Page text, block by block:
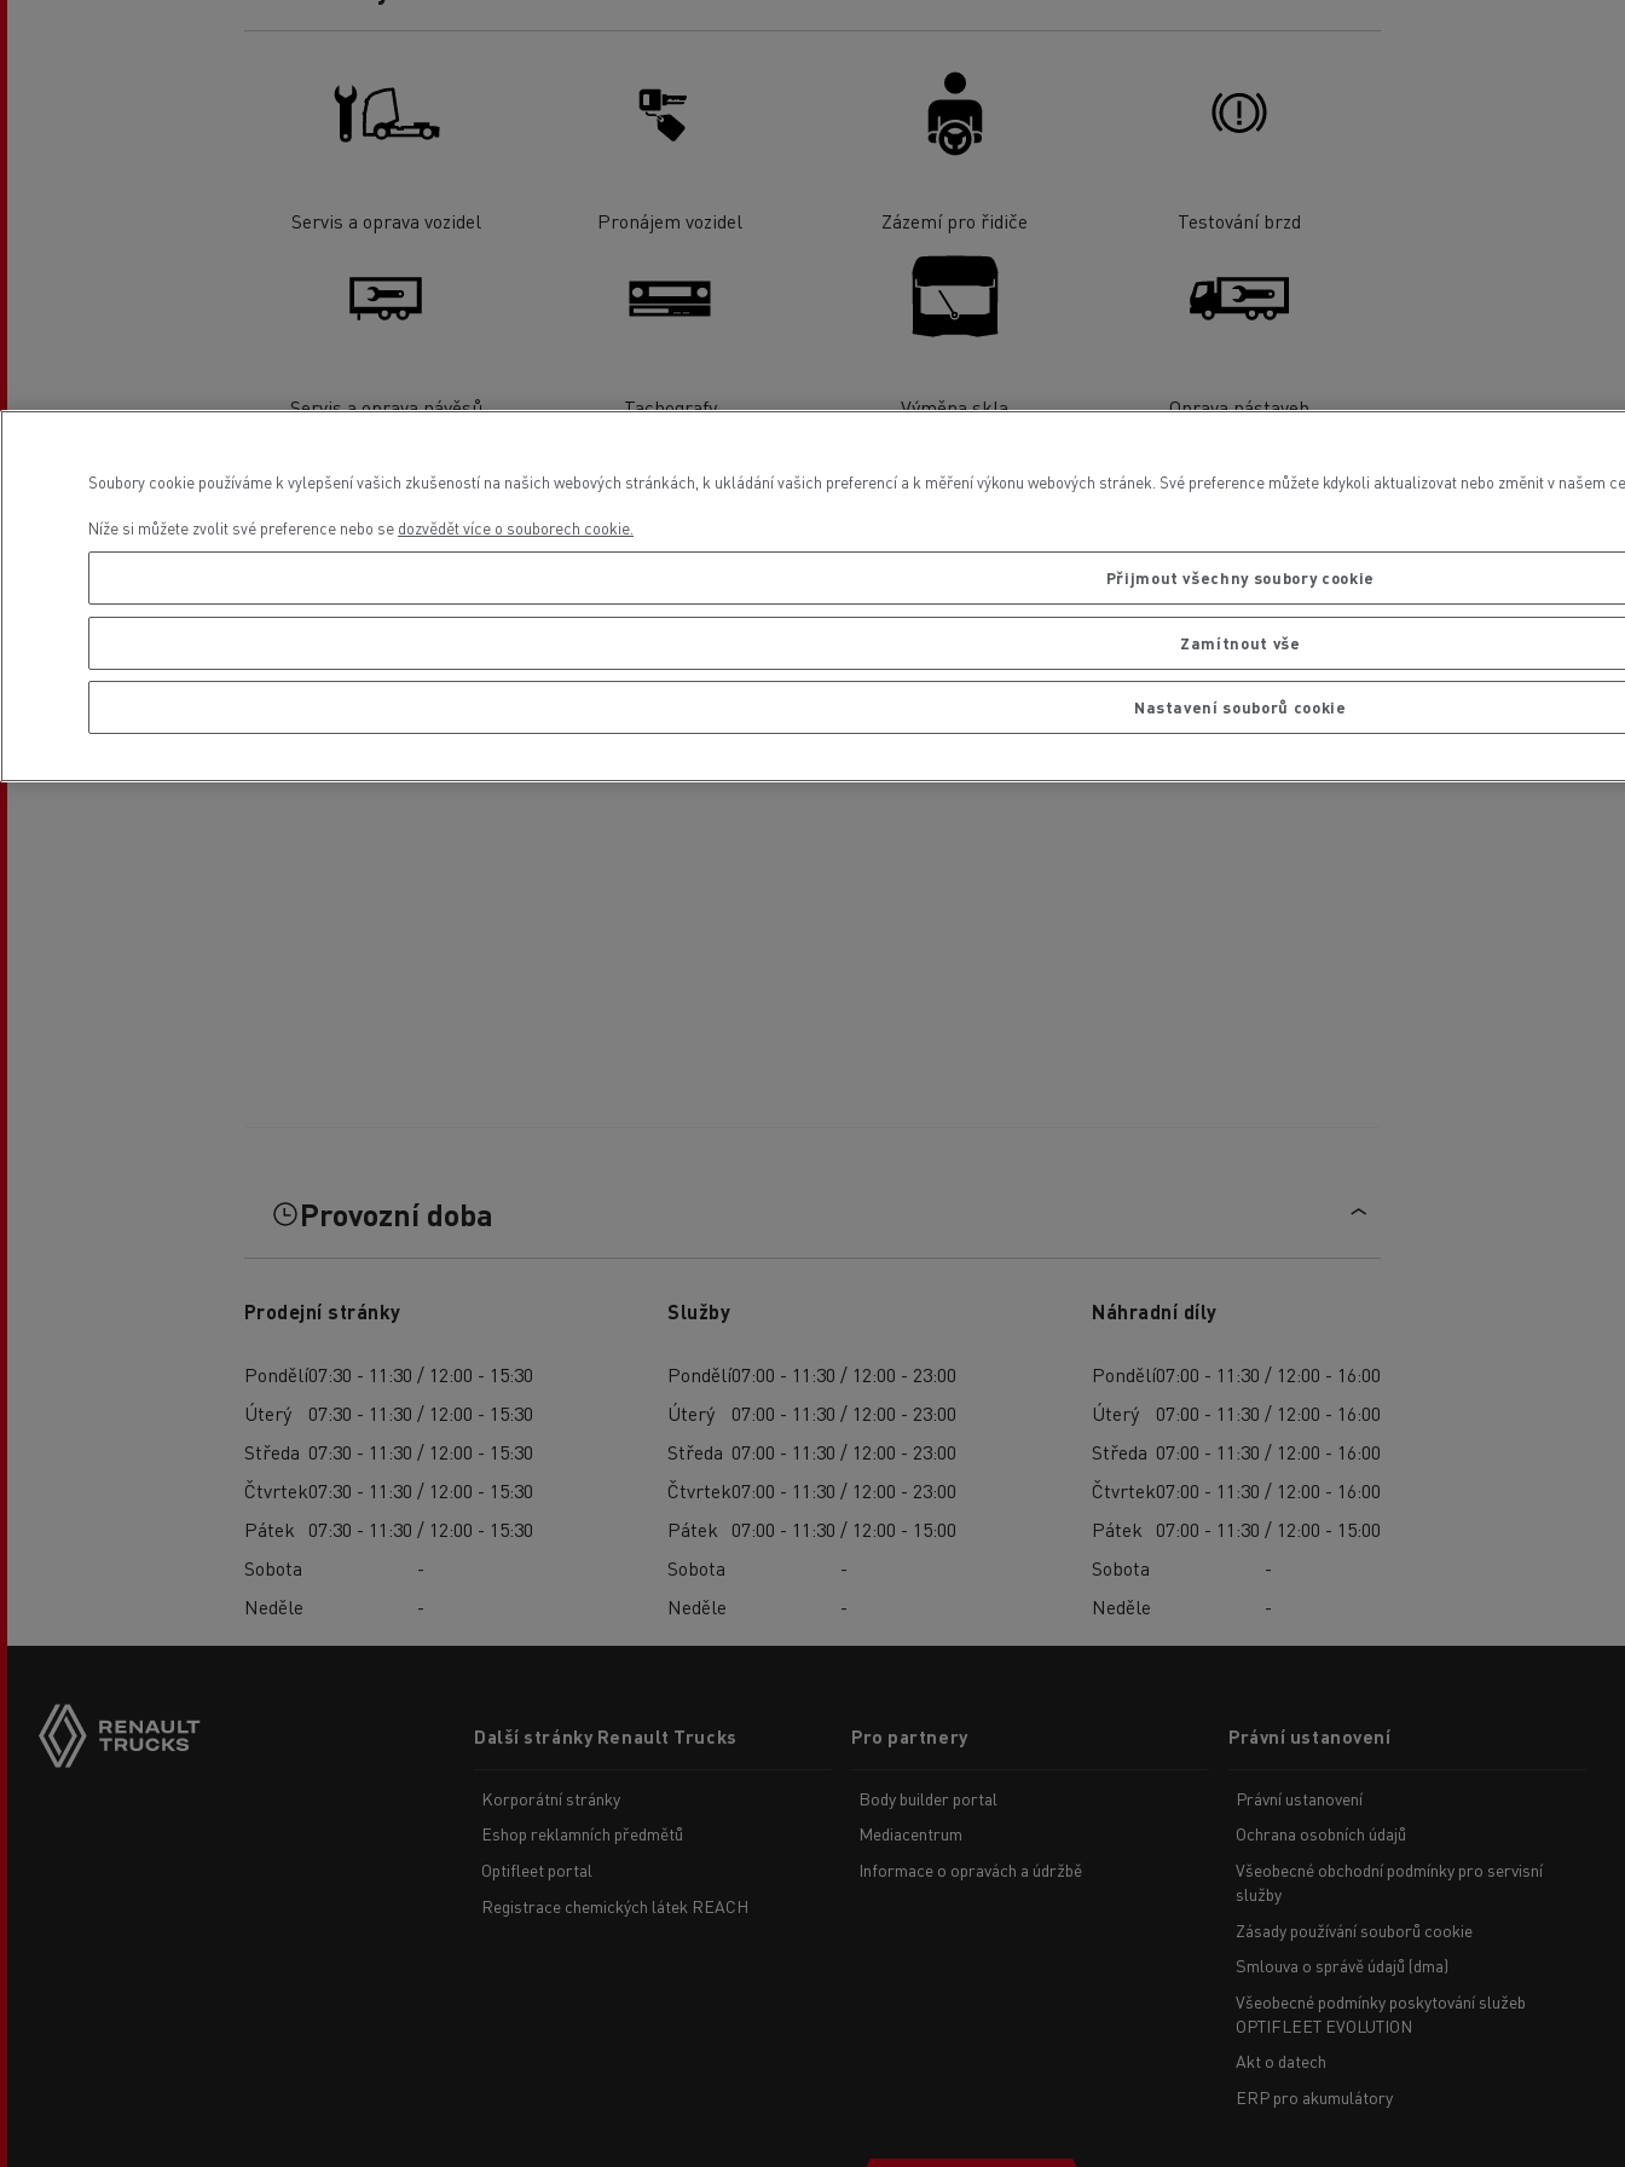
Servis a oprava vozidel Pronájem vozidel Zázemí pro řidiče Testování brzd
Servis a oprava návěsů Tachografy Výměna skla Oprava nástaveb
Provozní doba
Prodejní stránky
Pondělí07:30 - 11:30 / 12:00 - 15:30
Úterý
07:30 - 11:30 / 12:00 - 15:30
Středa 07:30 - 11:30 / 12:00 - 15:30
Čtvrtek07:30 - 11:30 / 12:00 - 15:30
Pátek
07:30 - 11:30 / 12:00 - 15:30
Sobota
-
Neděle
-
Služby
Pondělí07:00 - 11:30 / 12:00 - 23:00
Úterý
07:00 - 11:30 / 12:00 - 23:00
Středa 07:00 - 11:30 / 12:00 - 23:00
Čtvrtek07:00 - 11:30 / 12:00 - 23:00
Pátek
07:00 - 11:30 / 12:00 - 15:00
Sobota
-
Neděle
-
Náhradní díly
Pondělí07:00 - 11:30 / 12:00 - 16:00
Úterý
07:00 - 11:30 / 12:00 - 16:00
Středa 07:00 - 11:30 / 12:00 - 16:00
Čtvrtek07:00 - 11:30 / 12:00 - 16:00
Pátek
07:00 - 11:30 / 12:00 - 15:00
Sobota
-
Neděle
-
menuDalší stránky Renault Trucks
Korporátní stránky
Eshop reklamních předmětů
Optifleet portal
Registrace chemických látek REACH
Pro partnery
Body builder portal
Mediacentrum
Informace o opravách a údržbě
Právní ustanovení
Právní ustanovení
Ochrana osobních údajů
Všeobecné obchodní podmínky pro servisní
služby
Zásady používání souborů cookie
Smlouva o správě údajů (dma)
Všeobecné podmínky poskytování služeb
OPTIFLEET EVOLUTION
Akt o datech
ERP pro akumulátory
Soubory cookie používáme k vylepšení vašich zkušeností na našich webových stránkách, k ukládání vašich preferencí a k měření výkonu webových stránek. Své preference můžete kdykoli aktualizovat nebo změnit v
Níže si můžete zvolit své preference nebo se dozvědět více o souborech cookie.
Přijmout všechny soubory cookie
Zamítnout vše
Nastavení souborů cookie